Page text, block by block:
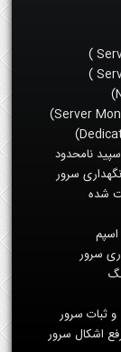
نامحدود
سرور
شده
سرور
ثبات سرور
اشکال سرور